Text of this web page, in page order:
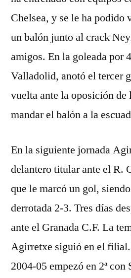
Chelsea, y se le ha podido
un balón junto al crack
amigos. En la goleada por
Valladolid, anotó el tercer
vuelta ante la oposición de
mandar el balón a la
En la siguiente jornada
delantero titular ante el R.
que le marcó un gol,
derrotada 2-3. Tres días
ante el Granada C.F. La
Agirretxe siguió en el
2004-05 empezó en 2ª